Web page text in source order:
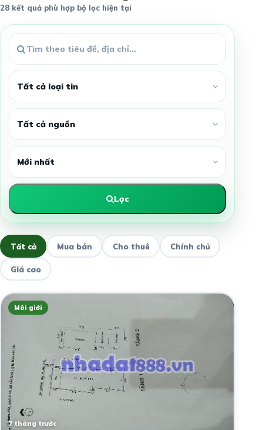
28 kết quả phù hợp bộ lọc hiện tại
Lọc
Tất cả Mua bán Cho thuê Chính chủ
Giá cao
Môi giới
7 tháng trước